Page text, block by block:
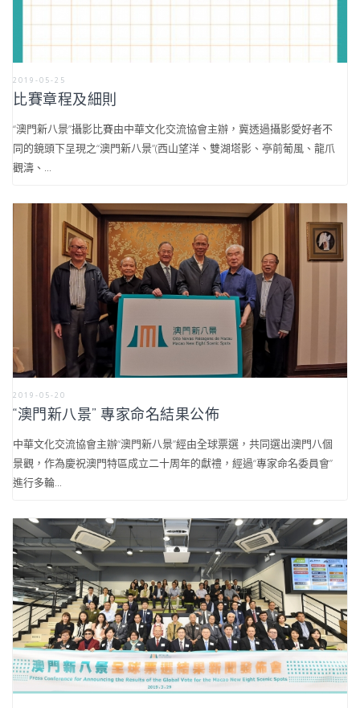
2019-05-25
比賽章程及細則
“澳門新八景”攝影比賽由中華文化交流協會主辦，冀透過攝影愛好者不
同的鏡頭下呈現之“澳門新八景”(西山望洋、雙湖塔影、亭前葡風、龍爪
觀濤、...
2019-05-20
“澳門新八景” 專家命名結果公佈
中華文化交流協會主辦“澳門新八景”經由全球票選，共同選出澳門八個
景觀，作為慶祝澳門特區成立二十周年的獻禮，經過“專家命名委員會”
進行多輪...